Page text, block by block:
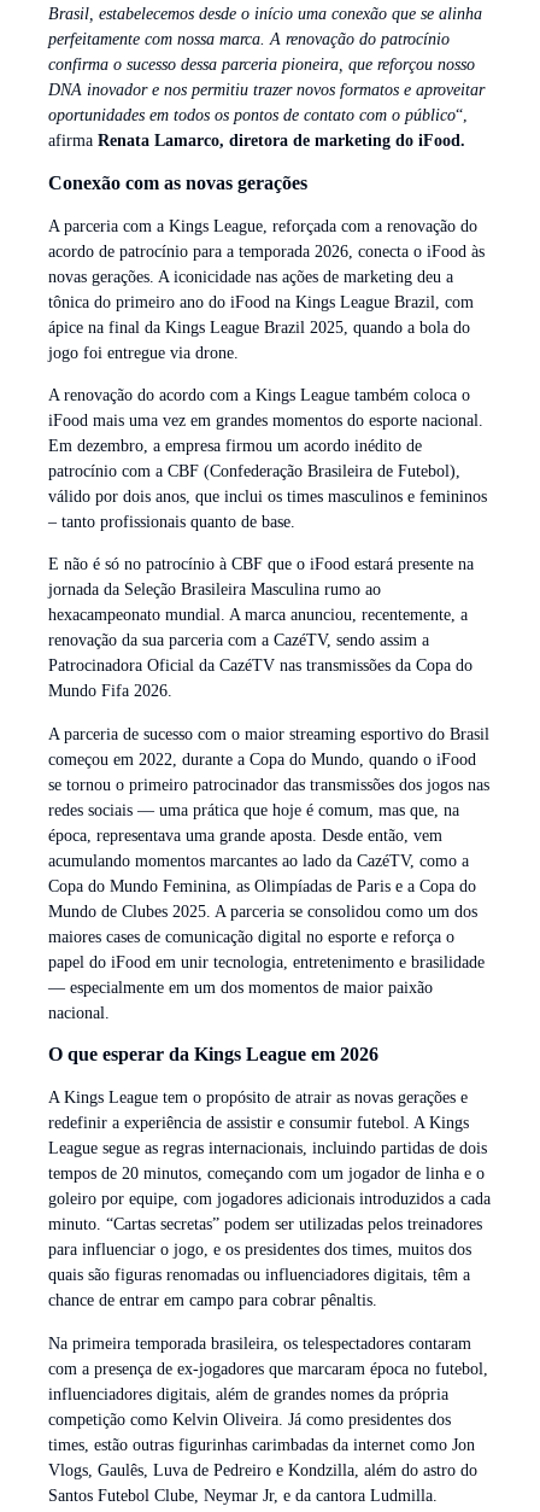
Brasil, estabelecemos desde o início uma conexão que se alinha
perfeitamente com nossa marca. A renovação do patrocínio
confirma o sucesso dessa parceria pioneira, que reforçou nosso
DNA inovador e nos permitiu trazer novos formatos e aproveitar
oportunidades em todos os pontos de contato com o público“,
afirma Renata Lamarco, diretora de marketing do iFood.
Conexão com as novas gerações
A parceria com a Kings League, reforçada com a renovação do
acordo de patrocínio para a temporada 2026, conecta o iFood às
novas gerações. A iconicidade nas ações de marketing deu a
tônica do primeiro ano do iFood na Kings League Brazil, com
ápice na final da Kings League Brazil 2025, quando a bola do
jogo foi entregue via drone.
A renovação do acordo com a Kings League também coloca o
iFood mais uma vez em grandes momentos do esporte nacional.
Em dezembro, a empresa firmou um acordo inédito de
patrocínio com a CBF (Confederação Brasileira de Futebol),
válido por dois anos, que inclui os times masculinos e femininos
– tanto profissionais quanto de base.
E não é só no patrocínio à CBF que o iFood estará presente na
jornada da Seleção Brasileira Masculina rumo ao
hexacampeonato mundial. A marca anunciou, recentemente, a
renovação da sua parceria com a CazéTV, sendo assim a
Patrocinadora Oficial da CazéTV nas transmissões da Copa do
Mundo Fifa 2026.
A parceria de sucesso com o maior streaming esportivo do Brasil
começou em 2022, durante a Copa do Mundo, quando o iFood
se tornou o primeiro patrocinador das transmissões dos jogos nas
redes sociais — uma prática que hoje é comum, mas que, na
época, representava uma grande aposta. Desde então, vem
acumulando momentos marcantes ao lado da CazéTV, como a
Copa do Mundo Feminina, as Olimpíadas de Paris e a Copa do
Mundo de Clubes 2025. A parceria se consolidou como um dos
maiores cases de comunicação digital no esporte e reforça o
papel do iFood em unir tecnologia, entretenimento e brasilidade
— especialmente em um dos momentos de maior paixão
nacional.
O que esperar da Kings League em 2026
A Kings League tem o propósito de atrair as novas gerações e
redefinir a experiência de assistir e consumir futebol. A Kings
League segue as regras internacionais, incluindo partidas de dois
tempos de 20 minutos, começando com um jogador de linha e o
goleiro por equipe, com jogadores adicionais introduzidos a cada
minuto. “Cartas secretas” podem ser utilizadas pelos treinadores
para influenciar o jogo, e os presidentes dos times, muitos dos
quais são figuras renomadas ou influenciadores digitais, têm a
chance de entrar em campo para cobrar pênaltis.
Na primeira temporada brasileira, os telespectadores contaram
com a presença de ex-jogadores que marcaram época no futebol,
influenciadores digitais, além de grandes nomes da própria
competição como Kelvin Oliveira. Já como presidentes dos
times, estão outras figurinhas carimbadas da internet como Jon
Vlogs, Gaulês, Luva de Pedreiro e Kondzilla, além do astro do
Santos Futebol Clube, Neymar Jr, e da cantora Ludmilla.